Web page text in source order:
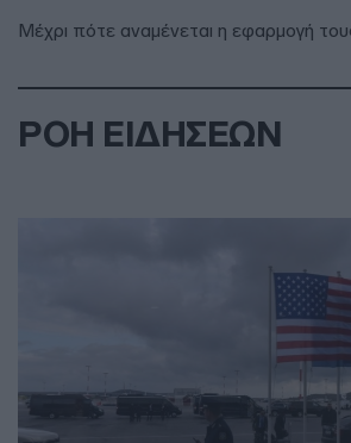
Μέχρι πότε αναμένεται η εφαρμογή
ΡΟΗ ΕΙΔΗΣΕΩΝ